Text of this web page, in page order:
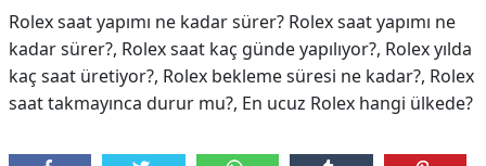
Rolex saat yapımı ne kadar sürer? Rolex saat yapımı ne
kadar sürer?, Rolex saat kaç günde yapılıyor?, Rolex yılda
kaç saat üretiyor?, Rolex bekleme süresi ne kadar?, Rolex
saat takmayınca durur mu?, En ucuz Rolex hangi ülkede?